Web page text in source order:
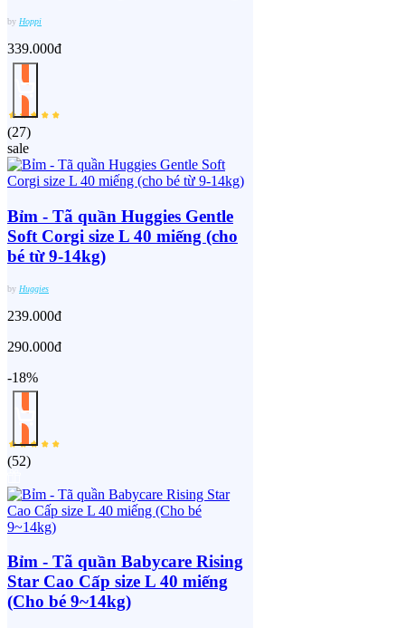
by Hoppi
339.000đ
(27)
sale
Bỉm - Tã quần Huggies Gentle
Soft Corgi size L 40 miếng (cho
bé từ 9-14kg)
by Huggies
239.000đ
290.000đ
-18%
(52)
Bỉm - Tã quần Babycare Rising
Star Cao Cấp size L 40 miếng
(Cho bé 9~14kg)